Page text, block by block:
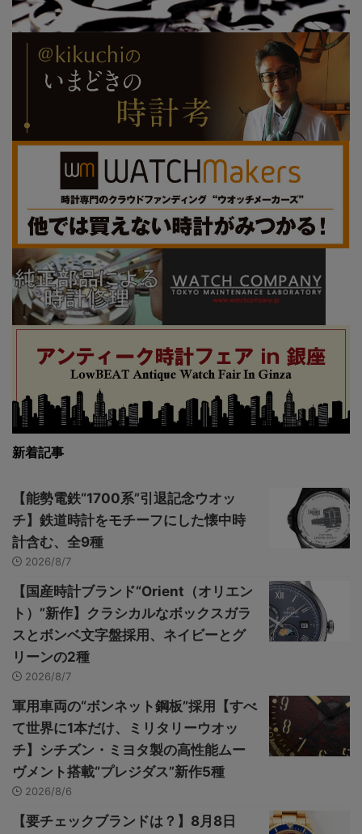
新着記事
【能勢電鉄“1700系”引退記念ウオッ
チ】鉄道時計をモチーフにした懐中時
計含む、全9種
2026/8/7
【国産時計ブランド“Orient（オリエン
ト）”新作】クラシカルなボックスガラ
スとボンベ文字盤採用、ネイビーとグ
リーンの2種
2026/8/7
軍用車両の“ボンネット鋼板”採用【すべ
て世界に1本だけ、ミリタリーウオッ
チ】シチズン・ミヨタ製の高性能ムー
ヴメント搭載“プレジダス”新作5種
2026/8/6
【要チェックブランドは？】8月8日